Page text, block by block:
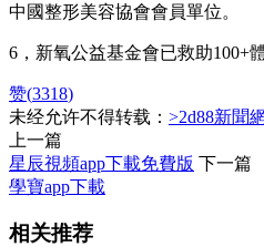
中國整形美容協會會員單位。
6，新氧公益基金會已救助100+
赞(3318)
未经允许不得转载： >2d88新聞網
上一篇
星辰視頻app下載免費版 下一篇
學寶app下載
相关推荐